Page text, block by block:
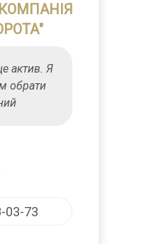
актив. Я
обрати
03-73